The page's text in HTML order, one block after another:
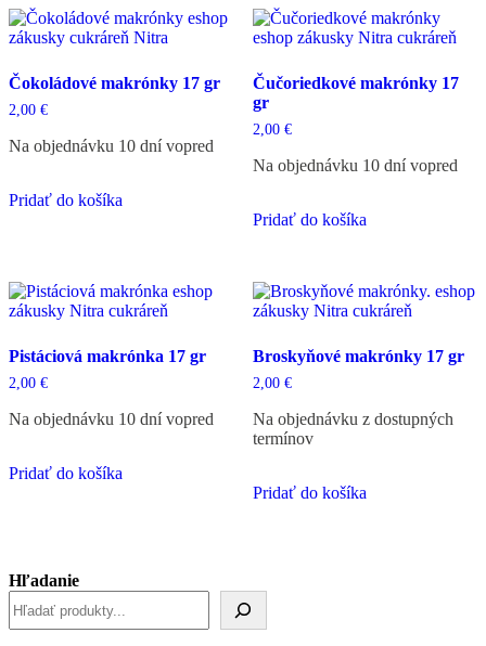
Čokoládové makrónky 17 gr
2,00 €
Na objednávku 10 dní vopred
Pridať do košíka
Čučoriedkové makrónky 17
gr
2,00 €
Na objednávku 10 dní vopred
Pridať do košíka
Pistáciová makrónka 17 gr
2,00 €
Na objednávku 10 dní vopred
Pridať do košíka
Broskyňové makrónky 17 gr
2,00 €
Na objednávku z dostupných
termínov
Pridať do košíka
Hľadanie